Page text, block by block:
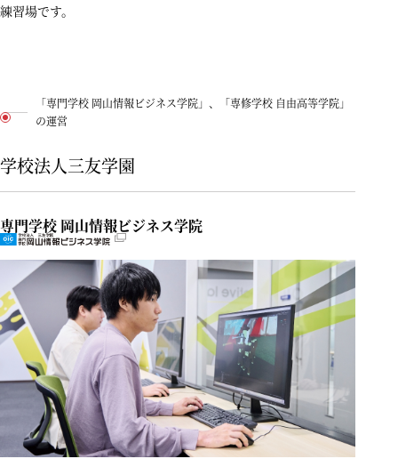
練習場です。
「専門学校 岡山情報ビジネス学院」、「専修学校 自由高等学院」
の運営
学校法人三友学園
専門学校 岡山情報ビジネス学院